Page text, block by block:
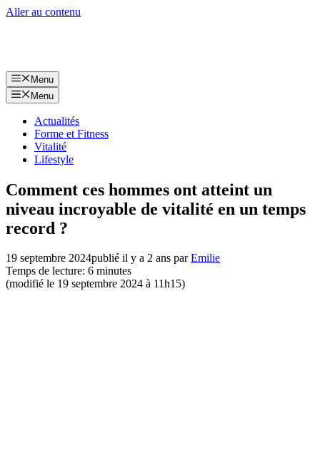
Aller au contenu
Menu
Menu
Actualités
Forme et Fitness
Vitalité
Lifestyle
Comment ces hommes ont atteint un
niveau incroyable de vitalité en un temps
record ?
19 septembre 2024publié il y a 2 ans parEmilie
Temps de lecture: 6 minutes
(modifié le 19 septembre 2024 à 11h15)